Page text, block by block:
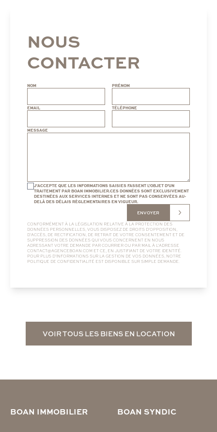
NOUS
CONTACTER
NOM PRÉNOM
EMAIL TÉLÉPHONE
MESSAGE
J’ACCEPTE QUE LES INFORMATIONS SAISIES FASSENT L'OBJET D'UN
TRAITEMENT PAR BOAN IMMOBILIER.CES DONNÉES SONT EXCLUSIVEMENT
DESTINÉES AUX SERVICES INTERNES ET NE SONT PAS CONSERVÉES AU-
DELÀ DES DÉLAIS RÈGLEMENTAIRES EN VIGUEUR.
ENVOYER
CONFORMÉMENT À LA LÉGISLATION RELATIVE À LA PROTECTION DES
DONNÉES PERSONNELLES, VOUS DISPOSEZ DE DROITS D’OPPOSITION,
D’ACCÈS, DE RECTIFICATION, DE RETRAIT DE VOTRE CONSENTEMENT ET DE
SUPPRESSION DES DONNÉES QUI VOUS CONCERNENT EN NOUS
ADRESSANT VOTRE DEMANDE PAR COURRIER OU PAR MAIL À L’ADRESSE
CONTACT@AGENCEBOAN.COM ET CE, EN JUSTIFIANT DE VOTRE IDENTITÉ.
POUR PLUS D’INFORMATIONS SUR LA GESTION DE VOS DONNÉES, NOTRE
POLITIQUE DE CONFIDENTIALITÉ EST DISPONIBLE SUR SIMPLE DEMANDE.
VOIR TOUS LES BIENS EN LOCATION
BOAN IMMOBILIER BOAN SYNDIC